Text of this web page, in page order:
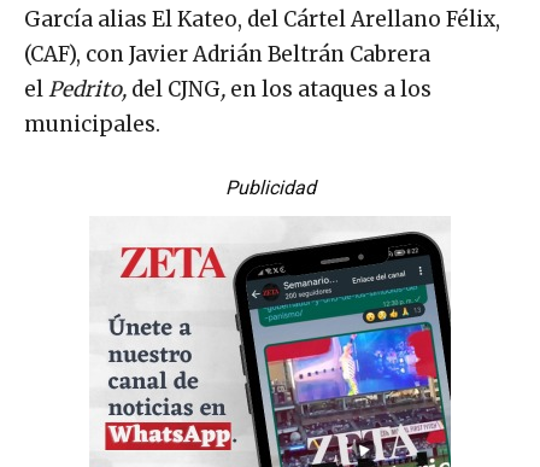
García alias El Kateo, del Cártel Arellano Félix,
(CAF), con Javier Adrián Beltrán Cabrera
elPedrito, del CJNG, en los ataques a los
municipales.
Publicidad